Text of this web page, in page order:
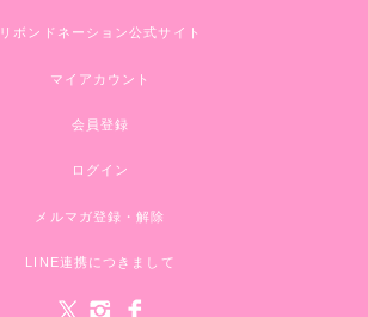
リボンドネーション公式サイト
マイアカウント
会員登録
ログイン
メルマガ登録・解除
LINE連携につきまして